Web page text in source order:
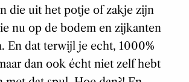
die uit het potje of zakje zijn
nu op de bodem en zijkanten
En dat terwijl je echt, 1000%
dan ook écht niet zelf hebt